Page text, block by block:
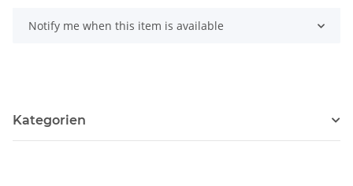
Notify me when this item is available
Kategorien